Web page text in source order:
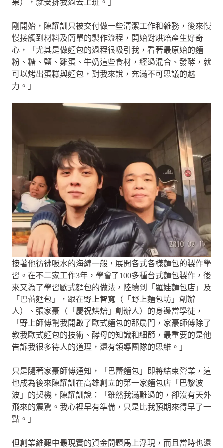
果），就安排我過去上班。」
剛開始，陳耀訓只被交付做一些清潔工作和雜務，後來慢
慢接觸到材料及簡單的製作流程，開始對烘焙產生好奇
心，「尤其是做麵包的過程很吸引我，看著最原始的麵
粉、糖、鹽、雞蛋、牛奶這些食材，經過混合、發酵，就
可以烤出蛋糕與麵包，對我來說，充滿不可思議的魅
力。」
接著他彷彿吸水的海綿一般，展開各式各樣麵包的製作學
習。在不二家工作3年，學會了100多種台式麵包製作，後
來又為了學習歐式麵包的做法，陸續到「羅娃麵包店」及
「巴蕾麵包」，跟在野上智寬（「野上麵包坊」創辦
人）、張家豪（「慶祝烘焙」創辦人）的身邊當學徒，
「野上師傅幫我開啟了歐式麵包的那扇門，家豪師傅除了
教我歐式麵包的技術、酵母的知識和細節，最重要的是他
告訴我很多待人的道理，還有領導團隊的思維。」
只是隨著家豪師傅通知，「巴蕾麵包」即將結束營業，這
也成為後來陳耀訓在高雄創立的第一家麵包店「巴黎波
波」的契機，陳耀訓說：「雖然我滿難過的，卻沒有天外
飛來的震驚。我心裡早有準備，只是比我預期來得早了一
點。」
但創業維艱中最現實的資金問題馬上浮現，而且當時也還